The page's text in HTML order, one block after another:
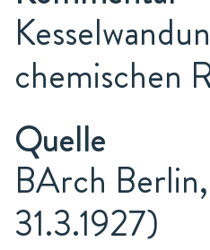
chemischen
Quelle
BArch
31.3.1927)